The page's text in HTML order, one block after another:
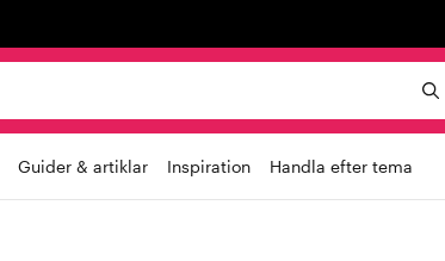
Guider & artiklar Inspiration Handla efter tema